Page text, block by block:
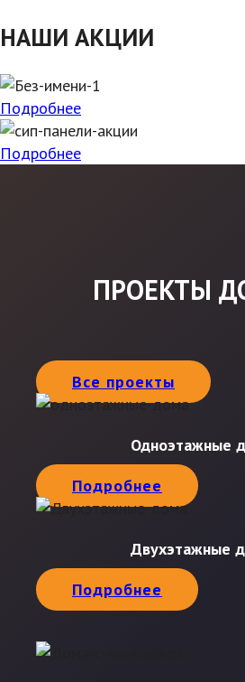
НАШИ АКЦИИ
Подробнее
Подробнее
ПРОЕКТЫ
Все проекты
Одноэтажные
Подробнее
Двухэтажные
Подробнее